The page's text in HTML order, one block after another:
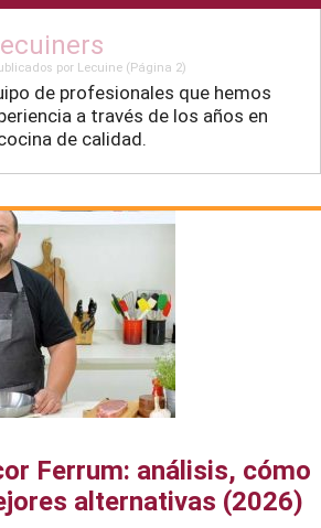
por Lecuine(Página 2)
de profesionales que hemos
a través de los años en
de calidad.
Ferrum: análisis, cómo
alternativas (2026)